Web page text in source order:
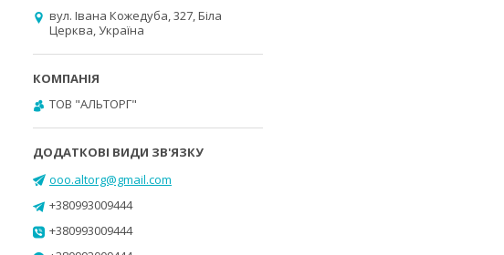
вул. Івана Кожедуба, 327, Біла
Церква, Україна
ТОВ "АЛЬТОРГ"
ooo.altorg@gmail.com
+380993009444
+380993009444